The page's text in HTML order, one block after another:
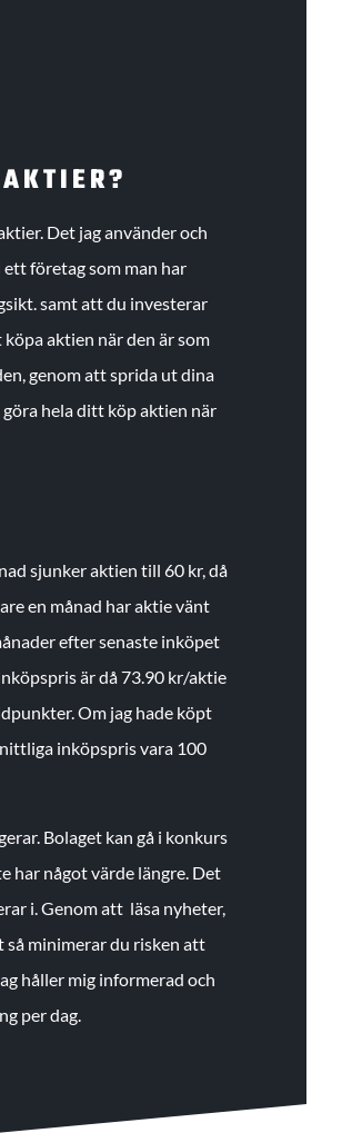
Det jag använder och
företag som man har
samt att du investerar
aktien när den är som
genom att sprida ut dina
hela ditt köp aktien när
sjunker aktien till 60 kr, då
en månad har aktie vänt
efter senaste inköpet
är då 73.90 kr/aktie
Om jag hade köpt
inköpspris vara 100
Bolaget kan gå i konkurs
har något värde längre. Det
i. Genom att läsa nyheter,
så minimerar du risken att
håller mig informerad och
per dag.